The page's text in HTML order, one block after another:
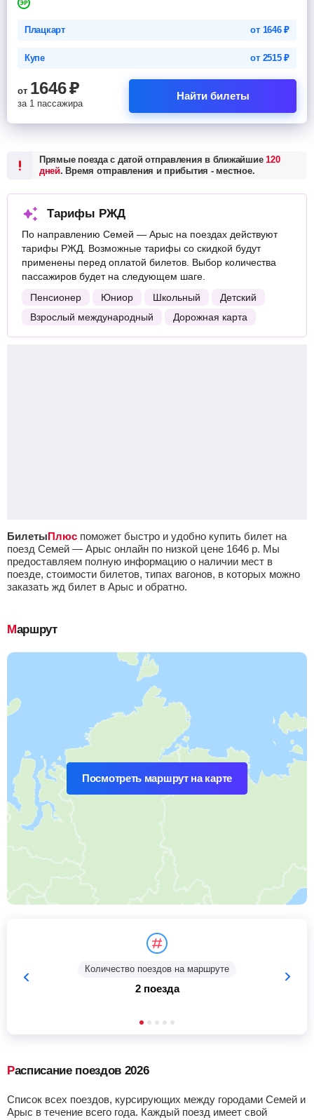
Плацкарт от 1646₽
Купе от 2515₽
от 1646₽
за 1 пассажира
Найти билеты
Прямые поезда с датой отправления в ближайшие120
дней. Время отправления и прибытия - местное.
Тарифы РЖД
По направлению Семей — Арыс на поездах действуют
тарифы РЖД. Возможные тарифы со скидкой будут
применены перед оплатой билетов. Выбор количества
пассажиров будет на следующем шаге.
Пенсионер
Юниор Школьный
Детский
Взрослый международный
Дорожная карта
БилетыПлюс поможет быстро и удобно купить билет на
поезд Семей — Арыс онлайн по низкой цене 1646 р. Мы
предоставляем полную информацию о наличии мест в
поезде, стоимости билетов, типах вагонов, в которых можно
заказать жд билет в Арыс и обратно.
Маршрут
Посмотреть маршрут на карте
Количество поездов на маршруте
2 поезда
Расписание поездов 2026
Список всех поездов, курсирующих между городами Семей и
Арыс в течение всего года. Каждый поезд имеет свой